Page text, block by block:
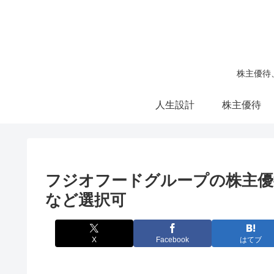
株主優待
人生設計 株主優待
フジオフードグループの株
など選択可
X Facebook はてブ